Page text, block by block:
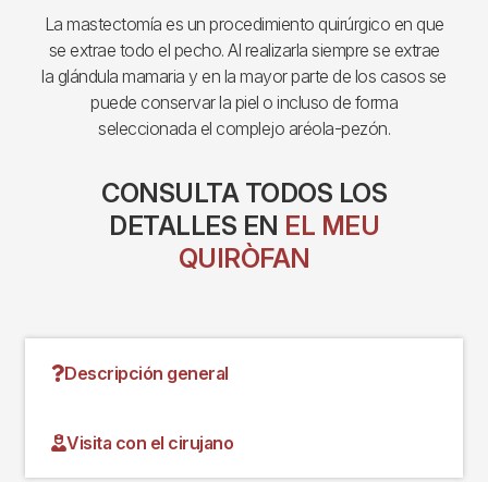
La mastectomía es un procedimiento quirúrgico en que
se extrae todo el pecho. Al realizarla siempre se extrae
la glándula mamaria y en la mayor parte de los casos se
puede conservar la piel o incluso de forma
seleccionada el complejo aréola-pezón.
CONSULTA TODOS LOS
DETALLES EN EL MEU
QUIRÒFAN
Descripción general
Visita con el cirujano